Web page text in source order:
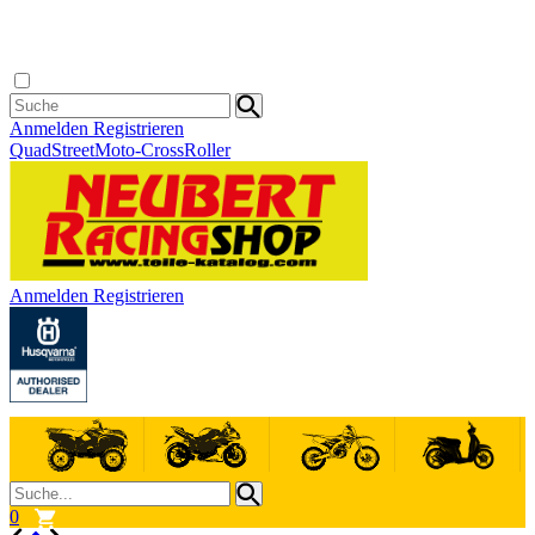
Anmelden Registrieren
QuadStreetMoto-CrossRoller
Anmelden Registrieren
0